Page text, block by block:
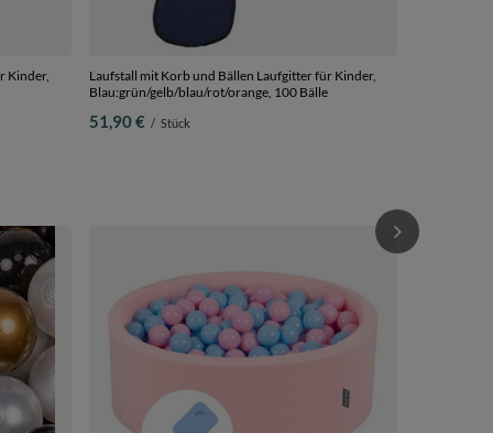
Kinder,
Laufstall mit Korb und Bällen Laufgitter für Kinder,
Blau:grün/gelb/blau/rot/orange, 100 Bälle
51,90 € / Stück
KiddyMoon